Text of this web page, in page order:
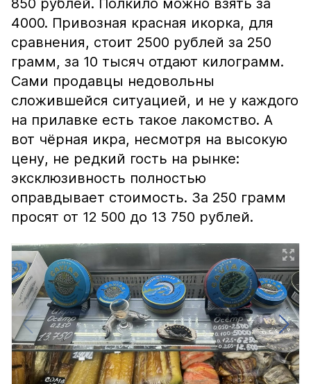
850 рублей. Полкило можно взять за
4000. Привозная красная икорка, для
сравнения, стоит 2500 рублей за 250
грамм, за 10 тысяч отдают килограмм.
Сами продавцы недовольны
сложившейся ситуацией, и не у каждого
на прилавке есть такое лакомство. А
вот чёрная икра, несмотря на высокую
цену, не редкий гость на рынке:
эксклюзивность полностью
оправдывает стоимость. За 250 грамм
просят от 12 500 до 13 750 рублей.